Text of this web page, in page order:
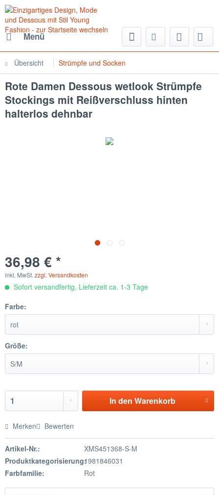
Menü
Übersicht Strümpfe und Socken
Rote Damen Dessous wetlook Strümpfe
Stockings mit Reißverschluss hinten
halterlos dehnbar
36,98 € *
inkl. MwSt. zzgl. Versandkosten
Sofort versandfertig, Lieferzeit ca. 1-3 Tage
Farbe:
Größe:
In den Warenkorb
Merken Bewerten
Artikel-Nr.:
XMS451368-S-M
Produktkategorisierung:1981846031
Farbfamilie:
Rot